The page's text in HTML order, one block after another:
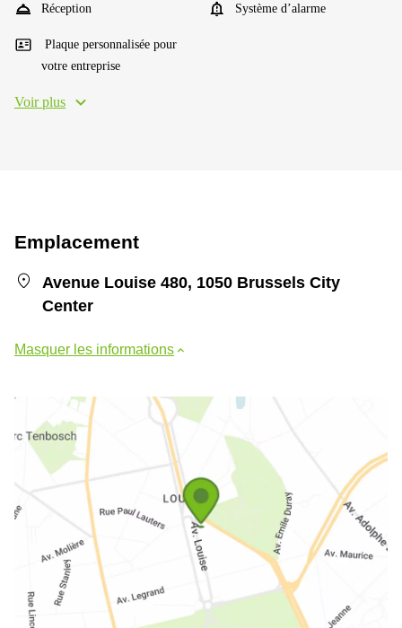
Réception Système d’alarme
Plaque personnalisée pour
votre entreprise
Voir plus
Emplacement
Avenue Louise 480, 1050 Brussels City
Center
Masquer les informations